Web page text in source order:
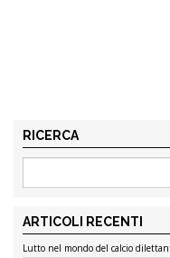
RICERCA
ARTICOLI RECENTI
Lutto nel mondo del calcio